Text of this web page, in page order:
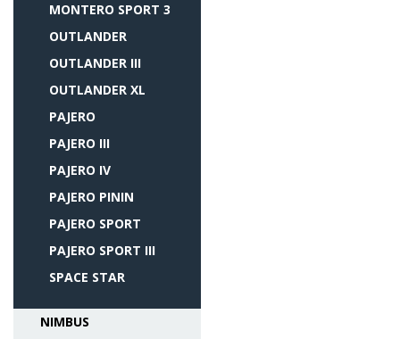
MONTERO SPORT 3
OUTLANDER
OUTLANDER III
OUTLANDER XL
PAJERO
PAJERO III
PAJERO IV
PAJERO PININ
PAJERO SPORT
PAJERO SPORT III
SPACE STAR
NIMBUS